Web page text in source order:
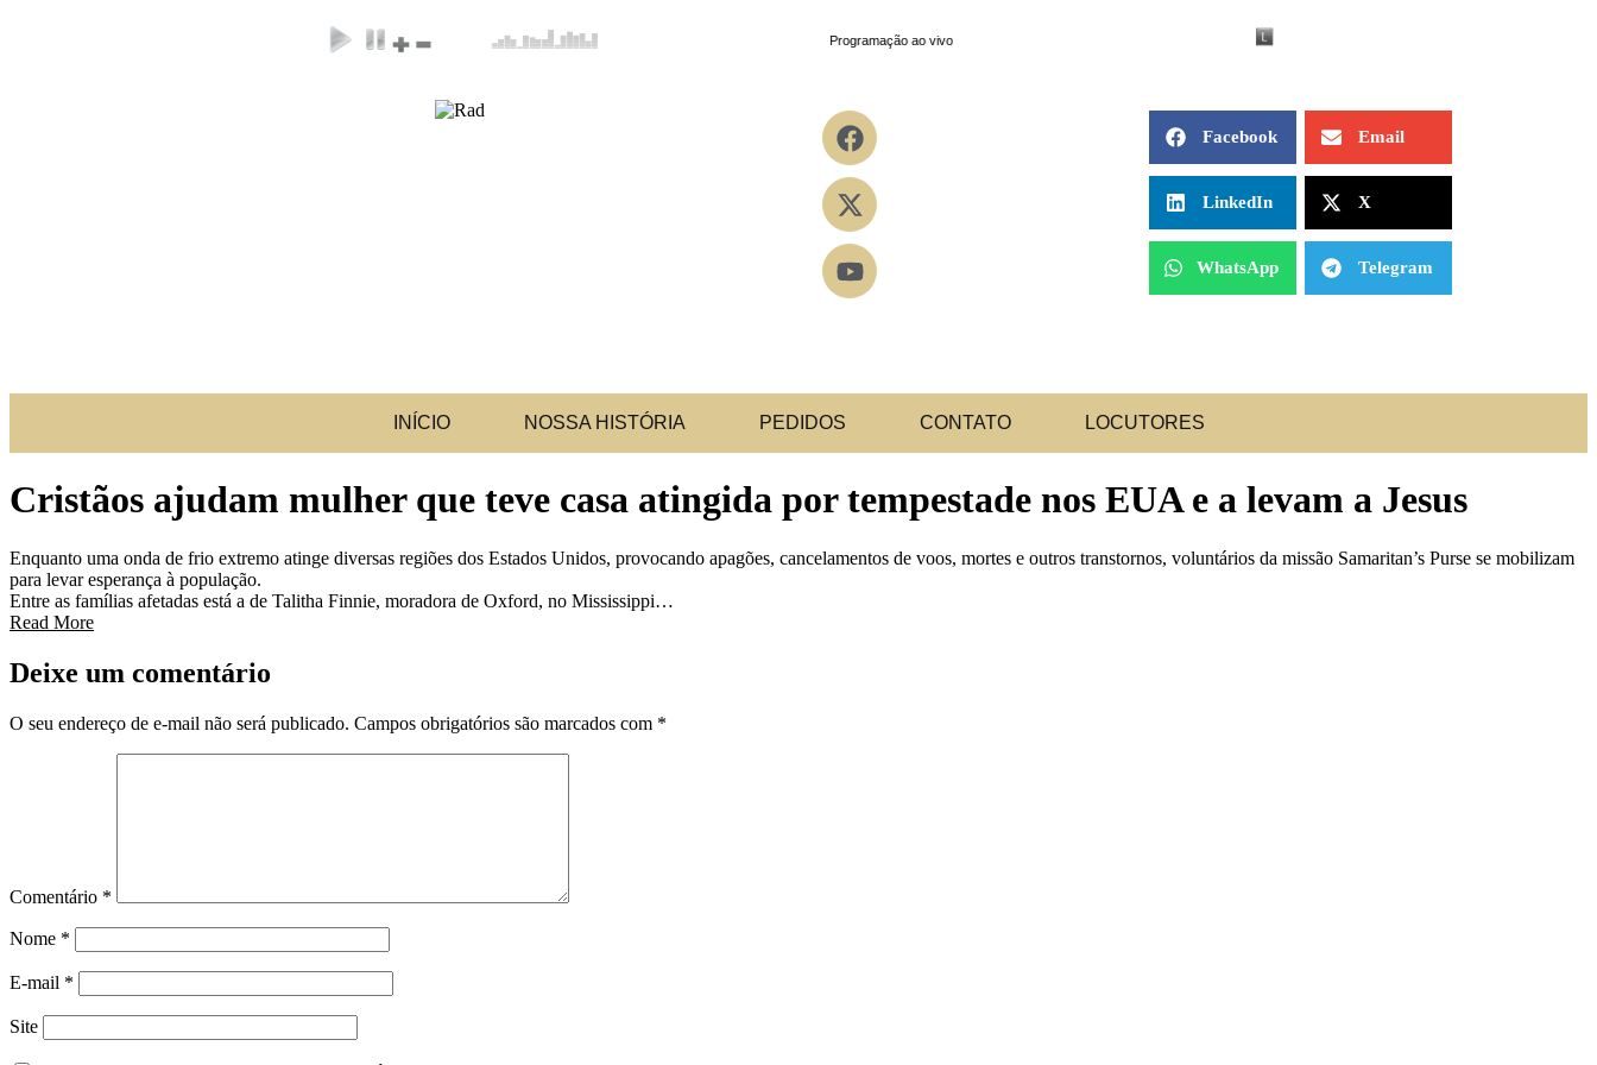
Facebook Email
LinkedIn X
WhatsApp Telegram
INÍCIO NOSSA HISTÓRIA PEDIDOS CONTATO LOCUTORES
Cristãos ajudam mulher que teve casa atingida por tempestade nos EUA e a levam a Jesus
Enquanto uma onda de frio extremo atinge diversas regiões dos Estados Unidos, provocando apagões, cancelamentos de voos, mortes e outros transtornos, voluntários da missão Samaritan’s Purse se mobilizam
para levar esperança à população.
Entre as famílias afetadas está a de Talitha Finnie, moradora de Oxford, no Mississippi…
Read More
Deixe um comentário
O seu endereço de e-mail não será publicado. Campos obrigatórios são marcados com *
Comentário *
Nome *
E-mail *
Site